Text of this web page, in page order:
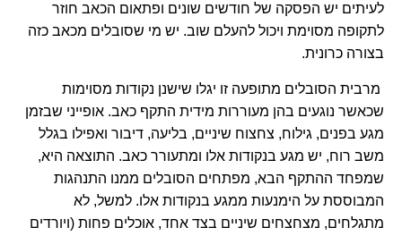
לעיתים יש הפסקה של חודשים שונים ופתאום הכאב חוזר
לתקופה מסוימת ויכול להעלם שוב. יש מי שסובלים מכאב כזה
בצורה כרונית.
מרבית הסובלים מתופעה זו יגלו שישנן נקודות מסוימות
שכאשר נוגעים בהן מעוררות מידית התקף כאב. אופייני שבזמן
מגע בפנים, גילוח, צחצוח שיניים, בליעה, דיבור ואפילו בגלל
משב רוח, יש מגע בנקודות אלו ומתעורר כאב. התוצאה היא,
שמפחד ההתקף הבא, מפתחים הסובלים ממנו התנהגות
המבוססת על הימנעות ממגע בנקודות אלו. למשל, לא
מתגלחים, מצחצחים שיניים בצד אחד, אוכלים פחות (ויורדים